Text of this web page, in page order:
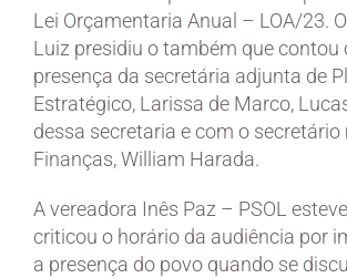
Lei Orçamentaria Anual – LOA/23.
Luiz presidiu o também que contou
presença da secretária adjunta de
Estratégico, Larissa de Marco,
dessa secretaria e com o
Finanças, William Harada.
A vereadora Inês Paz – PSOL
criticou o horário da audiência por
a presença do povo quando se